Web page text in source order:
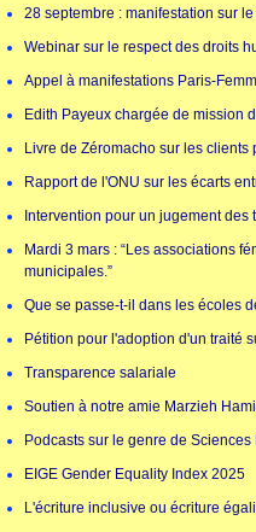
28 septembre : manifestation sur
Webinar sur le respect des droits
Appel à manifestations Paris-
Edith Payeux chargée de mission
Livre de Zéromacho sur les clients
Rapport de l'ONU sur les écarts
Intervention pour un jugement
Mardi 3 mars : “Les associations
municipales.”
Que se passe-t-il dans les écoles
Pétition pour l'adoption d'un traité
Transparence salariale
Soutien à notre amie Marzieh
Podcasts sur le genre de Sciences
EIGE Gender Equality Index 2025
L'écriture inclusive ou écriture